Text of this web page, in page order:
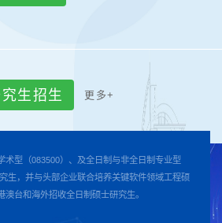
究生 招生 更 多+
术型（083500）、及全日制与非全日制专业型
生，并与头部企业联合培养关键软件领域工程硕
台和海外招收全日制硕士研究生。